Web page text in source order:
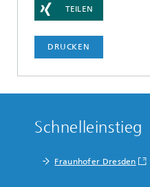
TEILEN
DRUCKEN
Schnelleinstieg
Fraunhofer Dresden